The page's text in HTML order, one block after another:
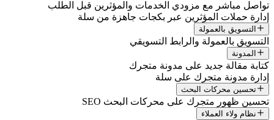
تواصل مباشر مع مزودي الخدمات والمؤثرين قبل الطلب
إدارة حملات المؤثرين عبر بكجات جاهزة من سلة
التسويق بالعمولة
التسويق بالعمولة والرابط التسويقي
المدونة
كتابة مقالة جديد على مدونة متجرك
إدارة مدونة متجرك على سلة
تحسين محركات البحث
تحسين ظهور متجرك على محركات البحث SEO
نظام ولاء العملاء